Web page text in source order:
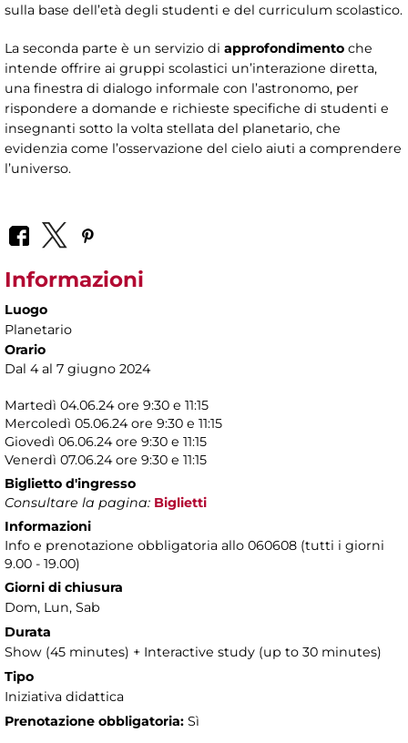
sulla base dell’età degli studenti e del curriculum scolastico.
La seconda parte è un servizio di approfondimento che
intende offrire ai gruppi scolastici un’interazione diretta,
una finestra di dialogo informale con l’astronomo, per
rispondere a domande e richieste specifiche di studenti e
insegnanti sotto la volta stellata del planetario, che
evidenzia come l’osservazione del cielo aiuti a comprendere
l’universo.
Informazioni
Luogo
Planetario
Orario
Dal 4 al 7 giugno 2024
Martedì 04.06.24 ore 9:30 e 11:15
Mercoledì 05.06.24 ore 9:30 e 11:15
Giovedì 06.06.24 ore 9:30 e 11:15
Venerdì 07.06.24 ore 9:30 e 11:15
Biglietto d'ingresso
Consultare la pagina: Biglietti
Informazioni
Info e prenotazione obbligatoria allo 060608 (tutti i giorni
9.00 - 19.00)
Giorni di chiusura
Dom, Lun, Sab
Durata
Show (45 minutes) + Interactive study (up to 30 minutes)
Tipo
Iniziativa didattica
Prenotazione obbligatoria: Sì